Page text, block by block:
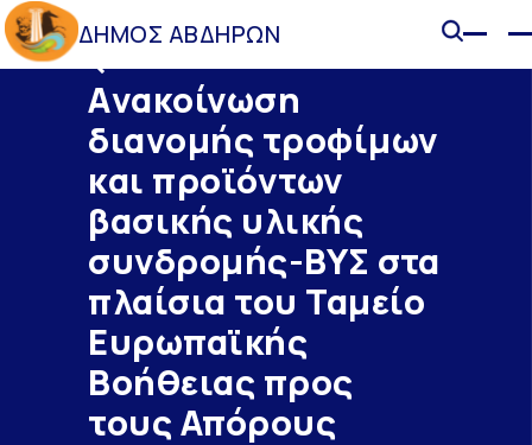
ΔΗΜΟΣ ΑΒΔΗΡΩΝ
Aνακοίνωση
διανομής τροφίμων
και προϊόντων
βασικής υλικής
συνδρομής-ΒΥΣ στα
πλαίσια του Ταμείο
Ευρωπαϊκής
Βοήθειας προς
τους Απόρους